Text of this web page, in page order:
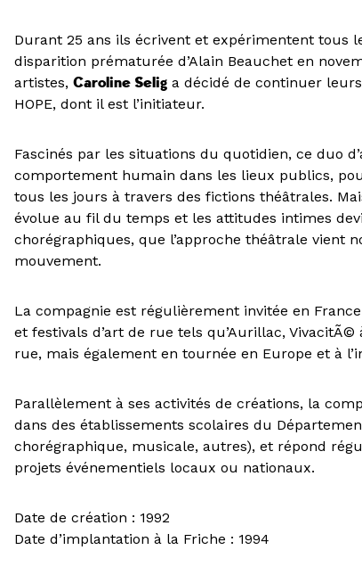
Durant 25 ans ils écrivent et expérimentent tous
disparition prématurée d’Alain Beauchet en
artistes,Caroline Selig a décidé de continuer
HOPE, dont il est l’initiateur.
Fascinés par les situations du quotidien, ce duo
comportement humain dans les lieux publics,
tous les jours à travers des fictions théâtrales.
évolue au fil du temps et les attitudes intimes
chorégraphiques, que l’approche théâtrale vient
mouvement.
La compagnie est régulièrement invitée en
et festivals d’art de rue tels qu’Aurillac,
rue, mais également en tournée en Europe et à
Parallèlement à ses activités de créations, la
dans des établissements scolaires du
chorégraphique, musicale, autres), et répond
projets événementiels locaux ou nationaux.
Date de création : 1992
Date d’implantation à la Friche : 1994